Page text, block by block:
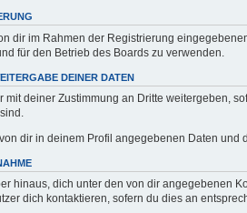
dir im Rahmen der Registrierung
für den Betrieb des Boards zu verwenden.
DEINER DATEN
mit deiner Zustimmung an Dritte weitergeben,
dir in deinem Profil angegebenen Daten
hinaus, dich unter den von dir angegebenen
dich kontaktieren, sofern du dies an